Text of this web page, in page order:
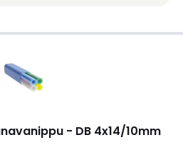
- DB 4x14/10mm